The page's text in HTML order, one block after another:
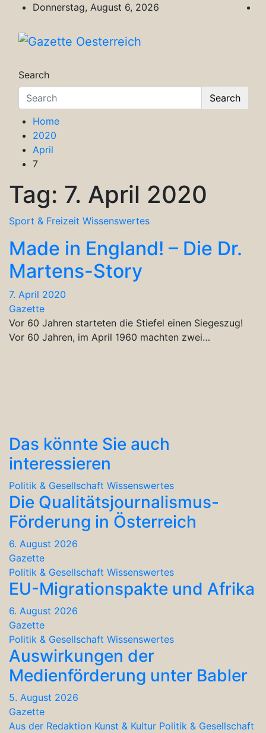
content
Donnerstag, August 6, 2026
Search
Search
Home
2020
April
7
Tag: 7. April 2020
Sport & Freizeit Wissenswertes
Made in England! – Die Dr.
Martens-Story
7. April 2020
Gazette
Vor 60 Jahren starteten die Stiefel einen Siegeszug!
Vor 60 Jahren, im April 1960 machten zwei…
Das könnte Sie auch
interessieren
Politik & Gesellschaft Wissenswertes
Die Qualitätsjournalismus-
Förderung in Österreich
6. August 2026
Gazette
Politik & Gesellschaft Wissenswertes
EU-Migrationspakte und Afrika
6. August 2026
Gazette
Politik & Gesellschaft Wissenswertes
Auswirkungen der
Medienförderung unter Babler
5. August 2026
Gazette
Aus der Redaktion Kunst & Kultur Politik & Gesellschaft